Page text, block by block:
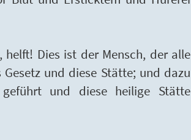
helft! Dies ist der Mensch, der alle
und diese Stätte; und dazu
und diese heilige Stätte